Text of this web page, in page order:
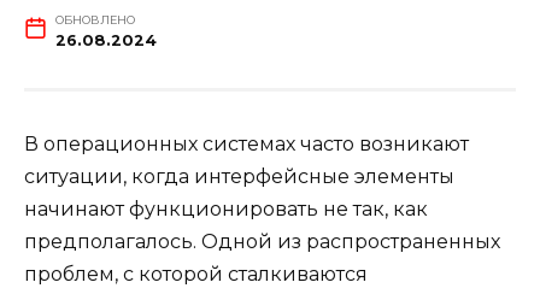
ОБНОВЛЕНО
26.08.2024
В операционных системах часто возникают
ситуации, когда интерфейсные элементы
начинают функционировать не так, как
предполагалось. Одной из распространенных
проблем, с которой сталкиваются